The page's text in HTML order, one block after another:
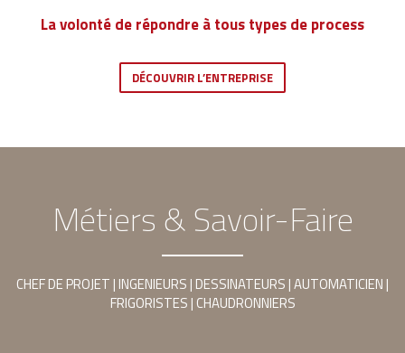
La volonté de répondre à tous types de process
DÉCOUVRIR L’ENTREPRISE
Métiers & Savoir-Faire
CHEF DE PROJET | INGENIEURS | DESSINATEURS | AUTOMATICIEN |
FRIGORISTES | CHAUDRONNIERS